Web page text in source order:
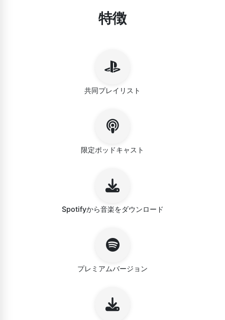
特徴
共同プレイリスト
限定ポッドキャスト
Spotifyから音楽をダウンロード
プレミアムバージョン